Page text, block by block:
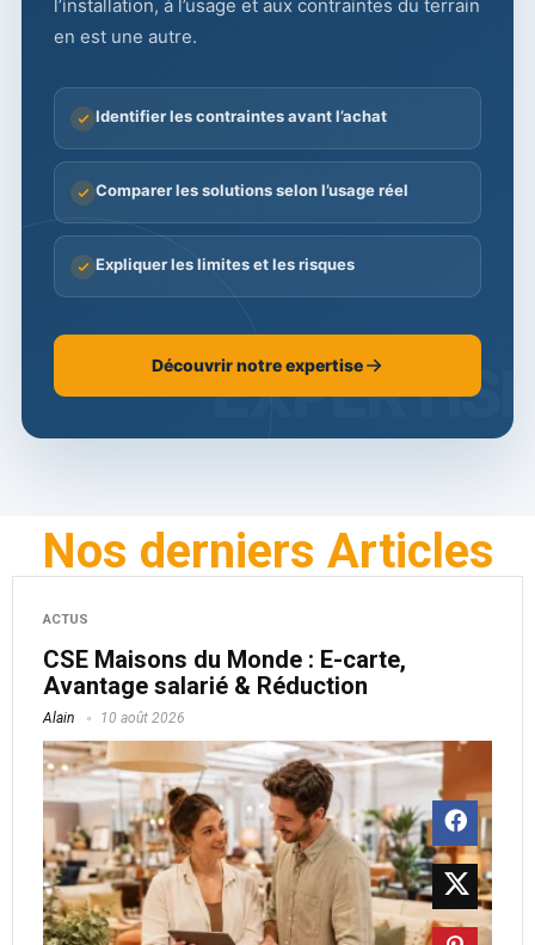
l’installation, à l’usage et aux contraintes du terrain
en est une autre.
Identifier les contraintes avant l’achat
Comparer les solutions selon l’usage réel
Expliquer les limites et les risques
Découvrir notre expertise
Nos derniers Articles
ACTUS
CSE Maisons du Monde​ : E-carte,
Avantage salarié & Réduction
Alain 10 août 2026